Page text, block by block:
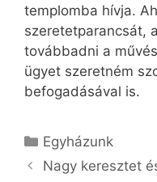
templomba hívja.
szeretetparancsát,
továbbadni a
ügyet szeretném
befogadásával is.
Kategória
Egyházunk
Nagy keresztet